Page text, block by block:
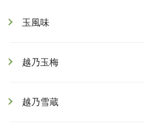
玉風味
越乃玉梅
越乃雪蔵